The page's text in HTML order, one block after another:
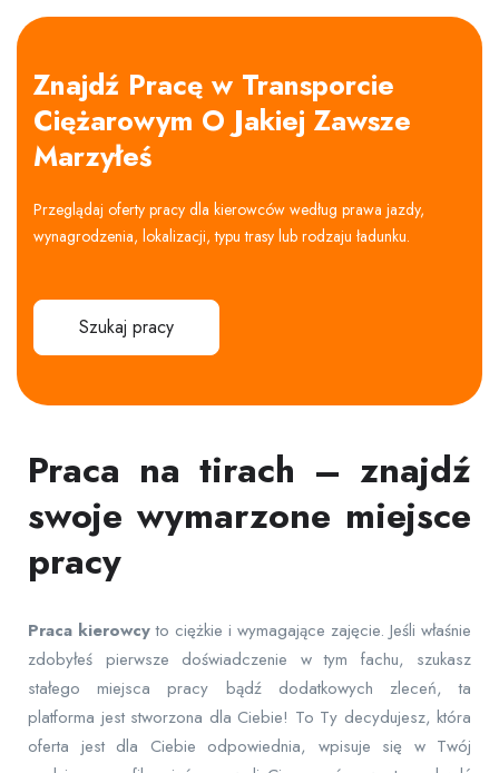
Znajdź Pracę w Transporcie
Ciężarowym O Jakiej Zawsze
Marzyłeś
Przeglądaj oferty pracy dla kierowców według prawa jazdy,
wynagrodzenia, lokalizacji, typu trasy lub rodzaju ładunku.
Szukaj pracy
Praca na tirach – znajdź
swoje wymarzone miejsce
pracy
Praca kierowcyto ciężkie i wymagające zajęcie. Jeśli właśnie
zdobyłeś pierwsze doświadczenie w tym fachu, szukasz
stałego miejsca pracy bądź dodatkowych zleceń, ta
platforma jest stworzona dla Ciebie! To Ty decydujesz, która
oferta jest dla Ciebie odpowiednia, wpisuje się w Twój